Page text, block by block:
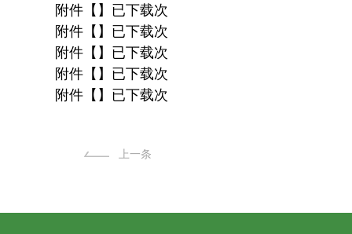
附件【】已下载次
附件【】已下载次
附件【】已下载次
附件【】已下载次
附件【】已下载次
上一条